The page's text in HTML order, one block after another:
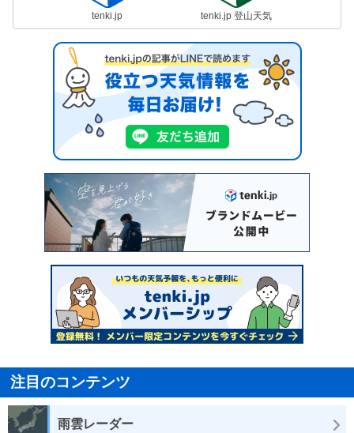
tenki.jp tenki.jp 登山天気
注目のコンテンツ
雨雲レーダー